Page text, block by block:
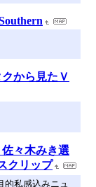
から見たＶ
々木みき選
クリップ
的私感込みニュ